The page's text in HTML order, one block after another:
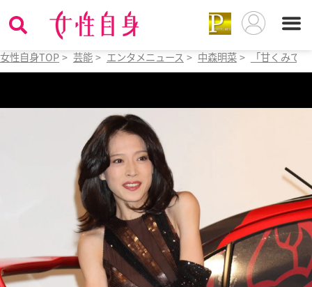
女性自身TOP > 芸能 > エンタメニュース > 中森明菜 > 「甘くみて